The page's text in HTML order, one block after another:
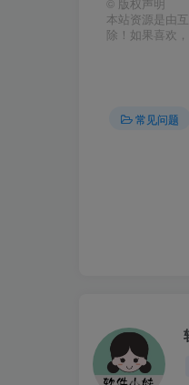
© 版权声明
本站资源是由
除！如果喜欢
常见问题